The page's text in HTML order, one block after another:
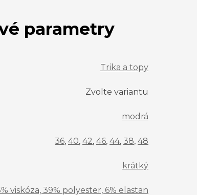
parametry
Trika a topy
Zvolte variantu
modrá
36, 40, 42, 46, 44, 38, 48
krátký
viskóza, 39% polyester, 6% elastan